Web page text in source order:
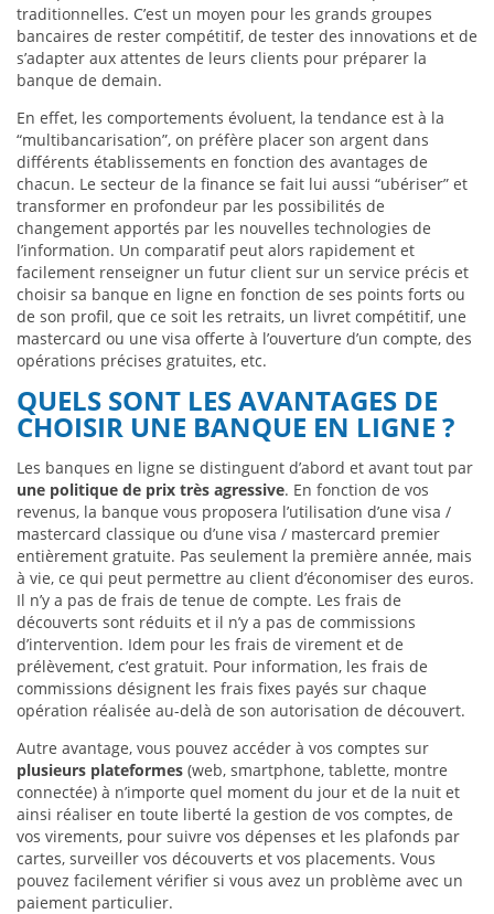
traditionnelles. C’est un moyen pour les grands groupes
bancaires de rester compétitif, de tester des innovations et de
s’adapter aux attentes de leurs clients pour préparer la
banque de demain.
En effet, les comportements évoluent, la tendance est à la
“multibancarisation”, on préfère placer son argent dans
différents établissements en fonction des avantages de
chacun. Le secteur de la finance se fait lui aussi “ubériser” et
transformer en profondeur par les possibilités de
changement apportés par les nouvelles technologies de
l’information. Un comparatif peut alors rapidement et
facilement renseigner un futur client sur un service précis et
choisir sa banque en ligne en fonction de ses points forts ou
de son profil, que ce soit les retraits, un livret compétitif, une
mastercard ou une visa offerte à l’ouverture d’un compte, des
opérations précises gratuites, etc.
QUELS SONT LES AVANTAGES DE
CHOISIR UNE BANQUE EN LIGNE ?
Les banques en ligne se distinguent d’abord et avant tout par
une politique de prix très agressive. En fonction de vos
revenus, la banque vous proposera l’utilisation d’une visa /
mastercard classique ou d’une visa / mastercard premier
entièrement gratuite. Pas seulement la première année, mais
à vie, ce qui peut permettre au client d’économiser des euros.
Il n’y a pas de frais de tenue de compte. Les frais de
découverts sont réduits et il n’y a pas de commissions
d’intervention. Idem pour les frais de virement et de
prélèvement, c’est gratuit. Pour information, les frais de
commissions désignent les frais fixes payés sur chaque
opération réalisée au-delà de son autorisation de découvert.
Autre avantage, vous pouvez accéder à vos comptes sur
plusieurs plateformes (web, smartphone, tablette, montre
connectée) à n’importe quel moment du jour et de la nuit et
ainsi réaliser en toute liberté la gestion de vos comptes, de
vos virements, pour suivre vos dépenses et les plafonds par
cartes, surveiller vos découverts et vos placements. Vous
pouvez facilement vérifier si vous avez un problème avec un
paiement particulier.